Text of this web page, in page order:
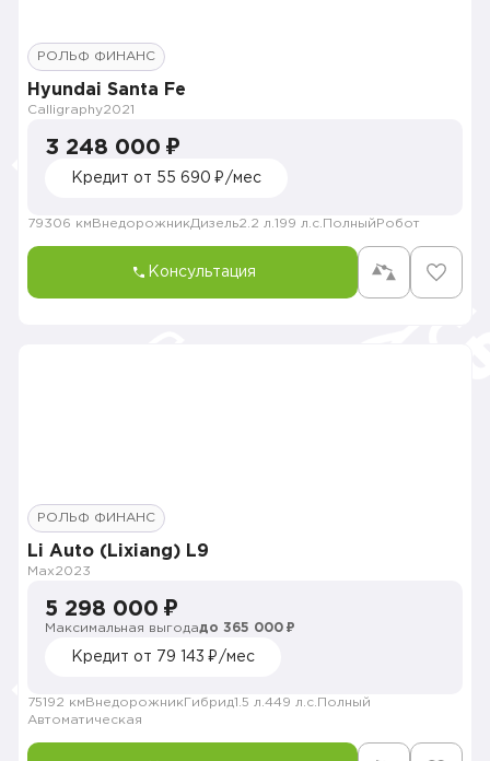
РОЛЬФ ФИНАНС
Hyundai Santa Fe
Calligraphy2021
3 248 000 ₽
Кредит от 55 690 ₽/мес
79306 км ВнедорожникДизель2.2 л. 199 л.с. Полный Робот
Консультация
РОЛЬФ ФИНАНС
Li Auto (Lixiang) L9
Max2023
5 298 000 ₽
Максимальная выгодадо 365 000 ₽
Кредит от 79 143 ₽/мес
75192 км Внедорожник Гибрид1.5 л. 449 л.с. Полный
Автоматическая